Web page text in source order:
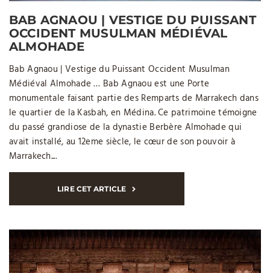
BAB AGNAOU | VESTIGE DU PUISSANT
OCCIDENT MUSULMAN MÉDIÉVAL
ALMOHADE
Bab Agnaou | Vestige du Puissant Occident Musulman
Médiéval Almohade … Bab Agnaou est une Porte
monumentale faisant partie des Remparts de Marrakech dans
le quartier de la Kasbah, en Médina. Ce patrimoine témoigne
du passé grandiose de la dynastie Berbère Almohade qui
avait installé, au 12eme siècle, le cœur de son pouvoir à
Marrakech....
LIRE CET ARTICLE